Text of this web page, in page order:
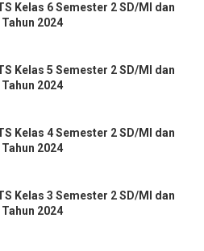
Kelas 6 Semester 2 SD/MI dan
2024
Kelas 5 Semester 2 SD/MI dan
2024
Kelas 4 Semester 2 SD/MI dan
2024
Kelas 3 Semester 2 SD/MI dan
2024